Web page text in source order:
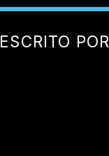
ESCRITO POR